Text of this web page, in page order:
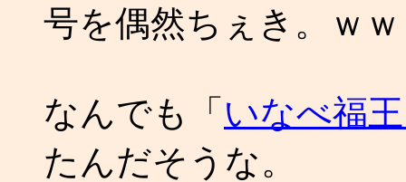
号を偶然ちぇき。ｗｗ
なんでも「 いなべ福
たんだそうな。